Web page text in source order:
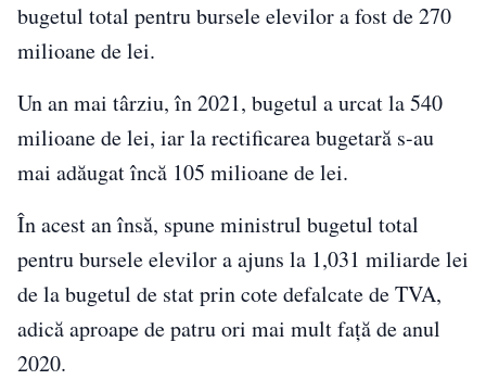
bugetul total pentru bursele elevilor a fost de 270
milioane de lei.
Un an mai târziu, în 2021, bugetul a urcat la 540
milioane de lei, iar la rectificarea bugetară s-au
mai adăugat încă 105 milioane de lei.
În acest an însă, spune ministrul bugetul total
pentru bursele elevilor a ajuns la 1,031 miliarde lei
de la bugetul de stat prin cote defalcate de TVA,
adică aproape de patru ori mai mult faţă de anul
2020.